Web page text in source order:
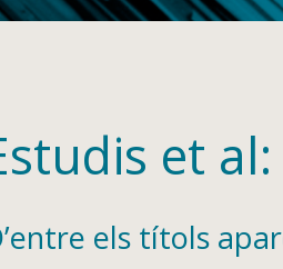
et
els títols